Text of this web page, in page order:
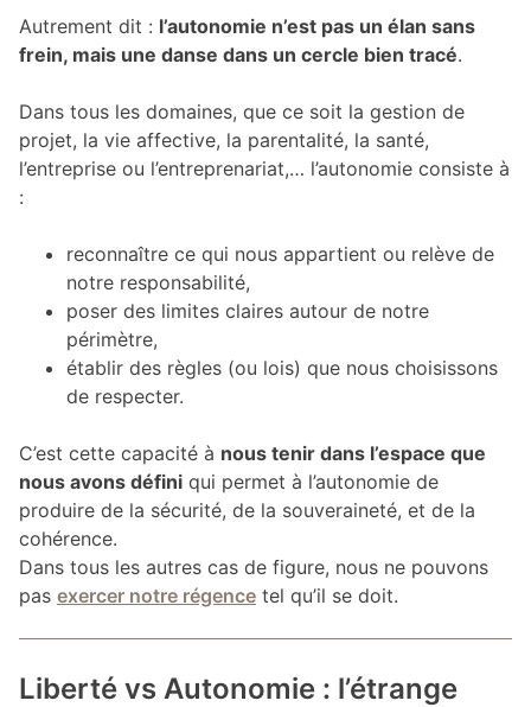
Autrement dit : l’autonomie n’est pas un élan sans
frein, mais une danse dans un cercle bien tracé.
Dans tous les domaines, que ce soit la gestion de
projet, la vie affective, la parentalité, la santé,
l’entreprise ou l’entreprenariat,… l’autonomie consiste à
:
reconnaître ce qui nous appartient ou relève de
notre responsabilité,
poser des limites claires autour de notre
périmètre,
établir des règles (ou lois) que nous choisissons
de respecter.
C’est cette capacité à nous tenir dans l’espace que
nous avons défini qui permet à l’autonomie de
produire de la sécurité, de la souveraineté, et de la
cohérence.
Dans tous les autres cas de figure, nous ne pouvons
pas exercer notre régence tel qu’il se doit.
Liberté vs Autonomie : l’étrange